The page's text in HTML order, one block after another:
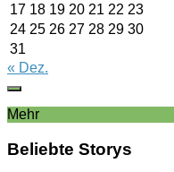
17 18 19 20 21 22 23
24 25 26 27 28 29 30
31
« Dez.
Mehr
Beliebte Storys